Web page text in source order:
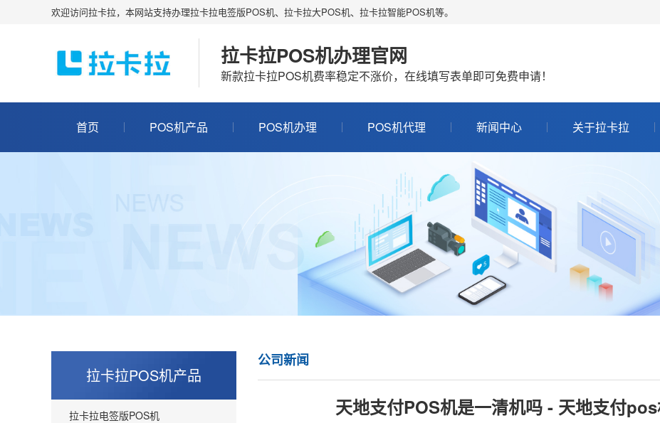
欢迎访问拉卡拉，本网站支持办理拉卡拉电签版POS机、拉卡拉大POS机、拉卡拉智能POS机等。
拉卡拉POS机办理官网
新款拉卡拉POS机费率稳定不涨价，在线填写表单即可免费申请！
首页 POS机产品 POS机办理 POS机代理 新闻中心 关于拉卡拉
拉卡拉POS机产品
拉卡拉电签版POS机
公司新闻
天地支付POS机是一清机吗 - 天地支付